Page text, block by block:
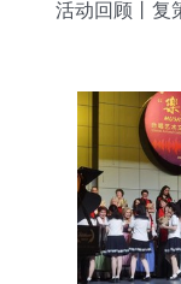
活动回顾丨复